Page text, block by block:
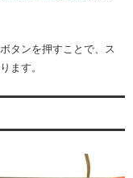
タンを押すことで、ス
ます。